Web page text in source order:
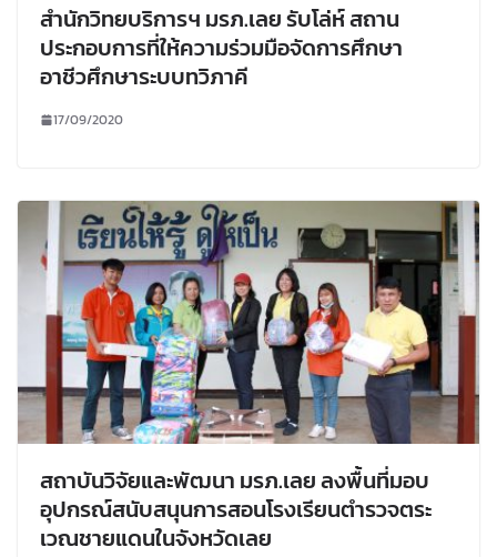
สำนักวิทยบริการฯ มรภ.เลย รับโล่ห์ สถาน
ประกอบการที่ให้ความร่วมมือจัดการศึกษา
อาชีวศึกษาระบบทวิภาคี
17/09/2020
สถาบันวิจัยและพัฒนา มรภ.เลย ลงพื้นที่มอบ
อุปกรณ์สนับสนุนการสอนโรงเรียนตำรวจตระ
เวณชายแดนในจังหวัดเลย